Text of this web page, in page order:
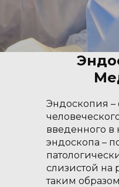
Эндоскопия –
введенного в
эндоскопа –
слизистой на
таким